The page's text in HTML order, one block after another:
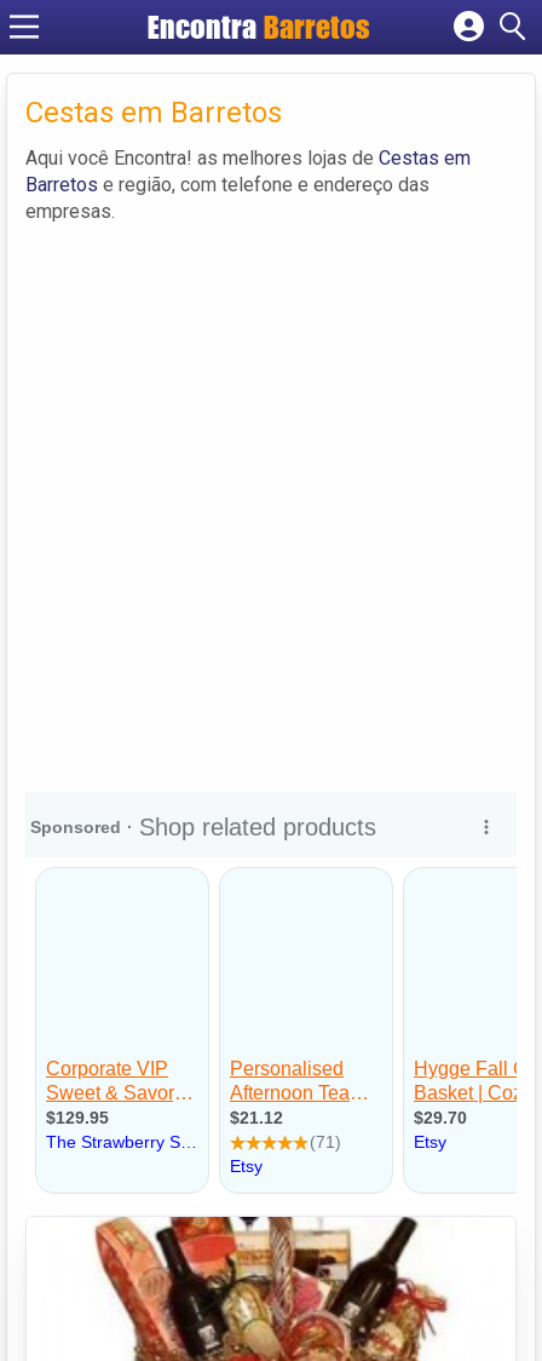
Encontra Barretos
Cadastrar empresa
Criar conta
Cestas em Barretos
Aqui você Encontra! as melhores lojas de Cestas em
Barretos e região, com telefone e endereço das
empresas.